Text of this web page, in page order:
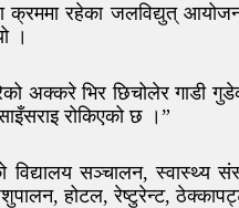
क्रममा रहेका जलविद्युत्
।
अक्करे भिर छिचोलेर गाडी
रोकिएको छ ।”
विद्यालय सञ्चालन,
होटल, रेष्टुरेन्ट,